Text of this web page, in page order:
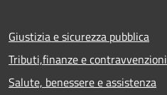
Giustizia e sicurezza pubblica
Tributi,finanze e contravvenzioni
Salute, benessere e assistenza